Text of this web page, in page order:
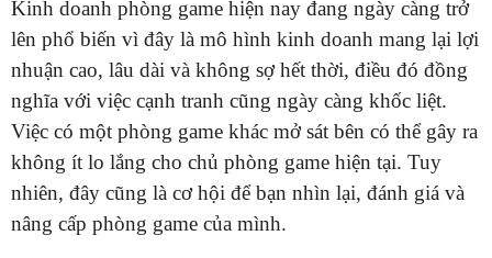
Kinh doanh phòng game hiện nay đang ngày càng trở
lên phổ biến vì đây là mô hình kinh doanh mang lại lợi
nhuận cao, lâu dài và không sợ hết thời, điều đó đồng
nghĩa với việc cạnh tranh cũng ngày càng khốc liệt.
Việc có một phòng game khác mở sát bên có thể gây ra
không ít lo lắng cho chủ phòng game hiện tại. Tuy
nhiên, đây cũng là cơ hội để bạn nhìn lại, đánh giá và
nâng cấp phòng game của mình.